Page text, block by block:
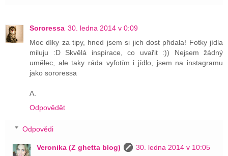
Sororessa 30. ledna 2014 v 0:09
Moc díky za tipy, hned jsem si jich dost přidala! Fotky jídla
miluju :D Skvělá inspirace, co uvařit :)) Nejsem žádný
umělec, ale taky ráda vyfotím i jídlo, jsem na instagramu
jako sororessa
A.
Odpovědět
Odpovědi
Veronika (Z ghetta blog)
30. ledna 2014 v 10:05